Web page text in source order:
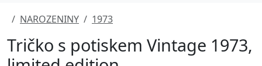
NAROZENINY 1973
Tričko s potiskem Vintage 1973,